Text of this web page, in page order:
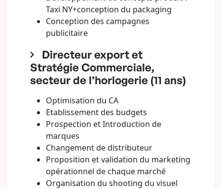
Taxi NY+conception du packaging
Conception des campagnes
publicitaire
Directeur export et
Stratégie Commerciale,
secteur de l’horlogerie (11 ans)
Optimisation du CA
Etablissement des budgets
Prospection et Introduction de
marques
Changement de distributeur
Proposition et validation du marketing
opérationnel de chaque marché
Organisation du shooting du visuel